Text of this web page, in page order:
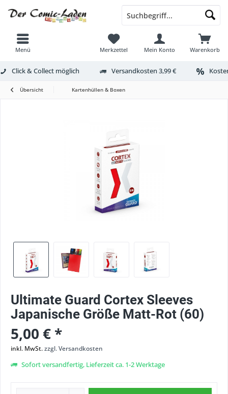
Menü Warenkorb
Merkzettel Mein Konto
Click & Collect möglich Versandkosten 3,99 €
Übersicht Kartenhüllen & Boxen
Ultimate Guard Cortex Sleeves
Japanische Größe Matt-Rot (60)
5,00 € *
inkl. MwSt.zzgl. Versandkosten
Sofort versandfertig, Lieferzeit ca. 1-2 Werktage